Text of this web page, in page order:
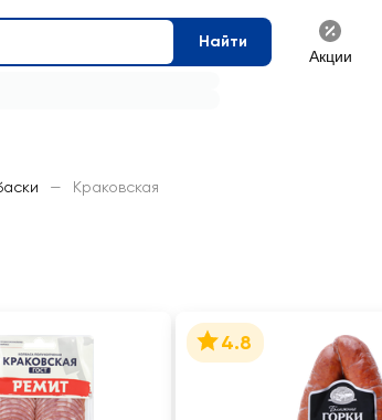
Найти
Акции
— Краковская
4.8